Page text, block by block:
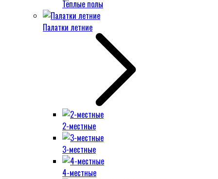
Тёплые полы
Палатки летние
2-местные
3-местные
4-местные